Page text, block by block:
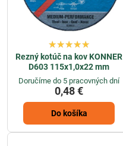
Rezný kotúč na kov KONNER
D603 115x1,0x22 mm
Doručíme do 5 pracovných dní
0,48 €
Do košíka